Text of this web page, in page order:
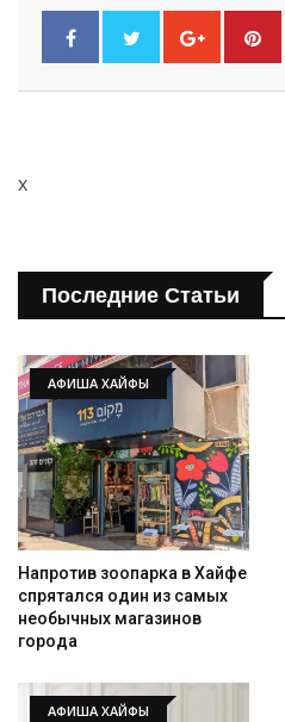
x
Последние Статьи
АФИША ХАЙФЫ
Напротив зоопарка в Хайфе
спрятался один из самых
необычных магазинов
города
АФИША ХАЙФЫ